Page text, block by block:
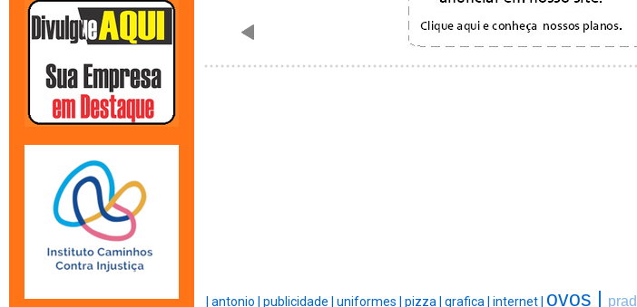
antonio | publicidade | uniformes | pizza | grafica | internet | ovos |